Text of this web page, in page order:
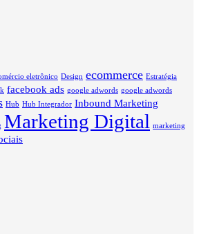
eletrônico Design ecommerce Estratégia
facebook ads google adwords google adwords
Hub Hub Integrador Inbound Marketing
Marketing Digital marketing